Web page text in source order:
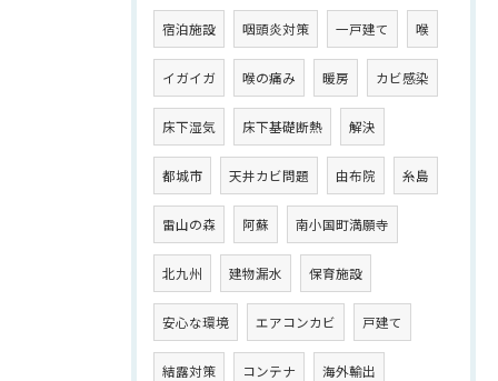
宿泊施設 咽頭炎対策 一戸建て 喉
イガイガ 喉の痛み 暖房 カビ感染
床下湿気 床下基礎断熱 解決
都城市 天井カビ問題 由布院 糸島
雷山の森 阿蘇 南小国町満願寺
北九州 建物漏水 保育施設
安心な環境 エアコンカビ 戸建て
結露対策 コンテナ 海外輸出